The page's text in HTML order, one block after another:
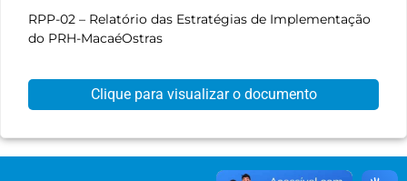
RPP-02 – Relatório das Estratégias de Implementação
do PRH-MacaéOstras
Clique para visualizar o documento